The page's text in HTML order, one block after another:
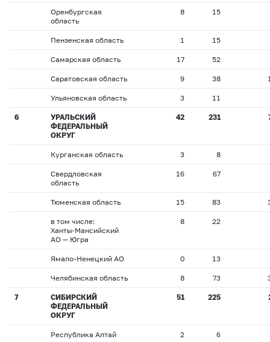
Оренбургская
область
8 15
Пензенская область 1 15
Самарская область 17 52
Саратовская область 9 38
Ульяновская область 3 11
6
УРАЛЬСКИЙ
ФЕДЕРАЛЬНЫЙ
ОКРУГ
42 231
Курганская область 3 8
Свердловская
область
16 67
Тюменская область 15 83
в том числе:
Ханты-Мансийский
АО — Югра
8 22
Ямало-Ненецкий АО 0 13
Челябинская область 8 73
7
СИБИРСКИЙ
ФЕДЕРАЛЬНЫЙ
ОКРУГ
51 225
Республика Алтай 2 6